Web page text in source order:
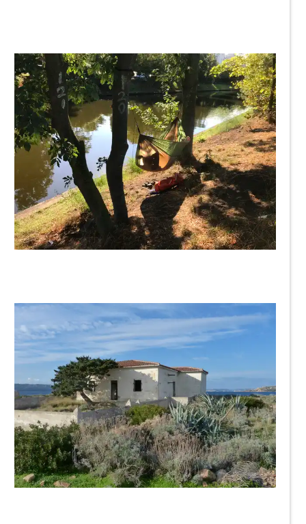
Worddonator
smaily